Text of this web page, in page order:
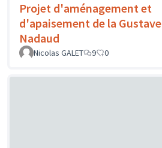
Projet d'aménagement et
d'apaisement de la Gustave
Nadaud
Nicolas GALET 9 0